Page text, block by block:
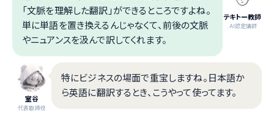
テキトー教師
.AI認定講師
「文脈を理解した翻訳」ができるところですよね。
単に単語を置き換えるんじゃなくて、前後の文脈
やニュアンスを汲んで訳してくれます。
室谷
代表取締役
特にビジネスの場面で重宝しますね。日本語か
ら英語に翻訳するとき、こうやって使ってます。